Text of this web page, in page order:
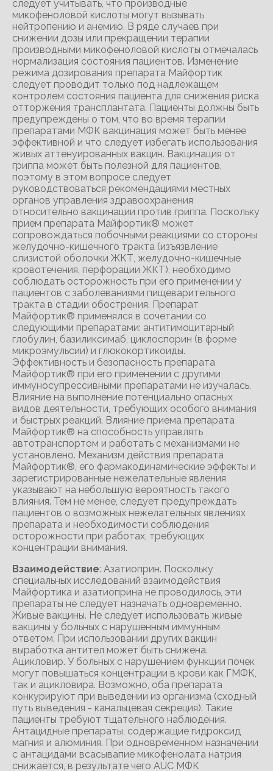
следует учитывать, что производные
микофеноловой кислоты могут вызывать
нейтропению и анемию. В ряде случаев при
снижении дозы или прекращении терапии
производными микофеноловой кислоты отмечалась
нормализация состояния пациентов. Изменение
режима дозирования препарата Майфортик
следует проводит только под надлежащем
контролем состояния пациента для снижения риска
отторжения трансплантата. Пациенты должны быть
предупреждены о том, что во время терапии
препаратами МФК вакцинация может быть менее
эффективной и что следует избегать использования
живых аттенуированных вакцин. Вакцинация от
гриппа может быть полезной для пациентов,
поэтому в этом вопросе следует
руководствоваться рекомендациями местных
органов управления здравоохранения
относительно вакцинации против гриппа. Поскольку
прием препарата Майфортик® может
сопровождаться побочными реакциями со стороны
желудочно-кишечного тракта (изъязвление
слизистой оболочки ЖКТ, желудочно-кишечные
кровотечения, перфорации ЖКТ), необходимо
соблюдать осторожность при его применении у
пациентов с заболеваниями пищеварительного
тракта в стадии обострения. Препарат
Майфортик® применялся в сочетании со
следующими препаратами: антитимоцитарный
глобулин, базиликсимаб, циклоспорин (в форме
микроэмульсии) и глюкокортикоиды.
Эффективность и безопасность препарата
Майфортик® при его применении с другими
иммуносупрессивными препаратами не изучалась.
Влияние на выполнение потенциально опасных
видов деятельности, требующих особого внимания
и быстрых реакций. Влияние приема препарата
Майфортик® на способность управлять
автотранспортом и работать с механизмами не
установлено. Механизм действия препарата
Майфортик®, его фармакодинамические эффекты и
зарегистрированные нежелательные явления
указывают на небольшую вероятность такого
влияния. Тем не менее, следует предупреждать
пациентов о возможных нежелательных явлениях
препарата и необходимости соблюдения
осторожности при работах, требующих
концентрации внимания.
Взаимодействие: Азатиоприн. Поскольку
специальных исследований взаимодействия
Майфортика и азатиоприна не проводилось, эти
препараты не следует назначать одновременно.
Живые вакцины. Не следует использовать живые
вакцины у больных с нарушенным иммунным
ответом. При использовании других вакцин
выработка антител может быть снижена.
Ацикловир. У больных с нарушением функции почек
могут повышаться концентрации в крови как ГМФК,
так и ацикловира. Возможно, оба препарата
конкурируют при выведении из организма (сходный
путь выведения - канальцевая секреция). Такие
пациенты требуют тщательного наблюдения.
Антацидные препараты, содержащие гидроксид
магния и алюминия. При одновременном назначении
с антацидами всасывапие микофенолата натрия
снижается, в результате чего AUC МФК